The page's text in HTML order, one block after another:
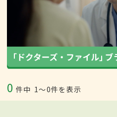
0 件中 1〜0件を表示